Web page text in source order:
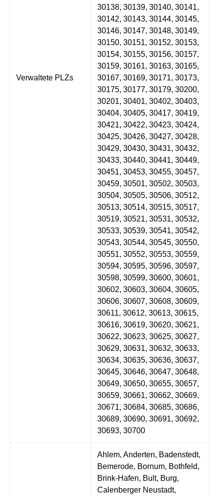
Verwaltete PLZs
30138, 30139, 30140, 30141,
30142, 30143, 30144, 30145,
30146, 30147, 30148, 30149,
30150, 30151, 30152, 30153,
30154, 30155, 30156, 30157,
30159, 30161, 30163, 30165,
30167, 30169, 30171, 30173,
30175, 30177, 30179, 30200,
30201, 30401, 30402, 30403,
30404, 30405, 30417, 30419,
30421, 30422, 30423, 30424,
30425, 30426, 30427, 30428,
30429, 30430, 30431, 30432,
30433, 30440, 30441, 30449,
30451, 30453, 30455, 30457,
30459, 30501, 30502, 30503,
30504, 30505, 30506, 30512,
30513, 30514, 30515, 30517,
30519, 30521, 30531, 30532,
30533, 30539, 30541, 30542,
30543, 30544, 30545, 30550,
30551, 30552, 30553, 30559,
30594, 30595, 30596, 30597,
30598, 30599, 30600, 30601,
30602, 30603, 30604, 30605,
30606, 30607, 30608, 30609,
30611, 30612, 30613, 30615,
30616, 30619, 30620, 30621,
30622, 30623, 30625, 30627,
30629, 30631, 30632, 30633,
30634, 30635, 30636, 30637,
30645, 30646, 30647, 30648,
30649, 30650, 30655, 30657,
30659, 30661, 30662, 30669,
30671, 30684, 30685, 30686,
30689, 30690, 30691, 30692,
30693, 30700
Ahlem, Anderten, Badenstedt,
Bemerode, Bornum, Bothfeld,
Brink-Hafen, Bult, Burg,
Calenberger Neustadt,